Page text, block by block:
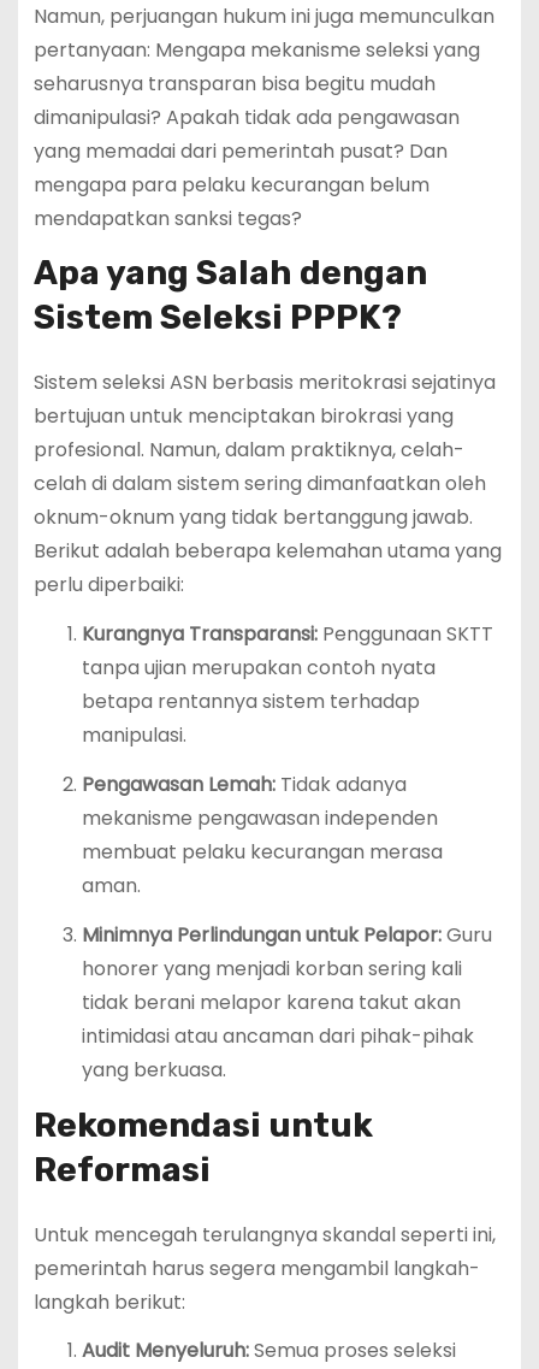
Namun, perjuangan hukum ini juga memunculkan
pertanyaan: Mengapa mekanisme seleksi yang
seharusnya transparan bisa begitu mudah
dimanipulasi? Apakah tidak ada pengawasan
yang memadai dari pemerintah pusat? Dan
mengapa para pelaku kecurangan belum
mendapatkan sanksi tegas?
Apa yang Salah dengan
Sistem Seleksi PPPK?
Sistem seleksi ASN berbasis meritokrasi sejatinya
bertujuan untuk menciptakan birokrasi yang
profesional. Namun, dalam praktiknya, celah-
celah di dalam sistem sering dimanfaatkan oleh
oknum-oknum yang tidak bertanggung jawab.
Berikut adalah beberapa kelemahan utama yang
perlu diperbaiki:
Kurangnya Transparansi:Penggunaan SKTT
tanpa ujian merupakan contoh nyata
betapa rentannya sistem terhadap
manipulasi.
Pengawasan Lemah:Tidak adanya
mekanisme pengawasan independen
membuat pelaku kecurangan merasa
aman.
Minimnya Perlindungan untuk Pelapor:Guru
honorer yang menjadi korban sering kali
tidak berani melapor karena takut akan
intimidasi atau ancaman dari pihak-pihak
yang berkuasa.
Rekomendasi untuk
Reformasi
Untuk mencegah terulangnya skandal seperti ini,
pemerintah harus segera mengambil langkah-
langkah berikut:
Audit Menyeluruh:Semua proses seleksi